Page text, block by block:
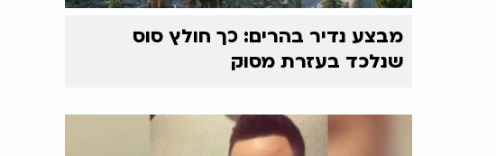
מבצע נדיר בהרים: כך חולץ סוס
שנלכד בעזרת מסוק